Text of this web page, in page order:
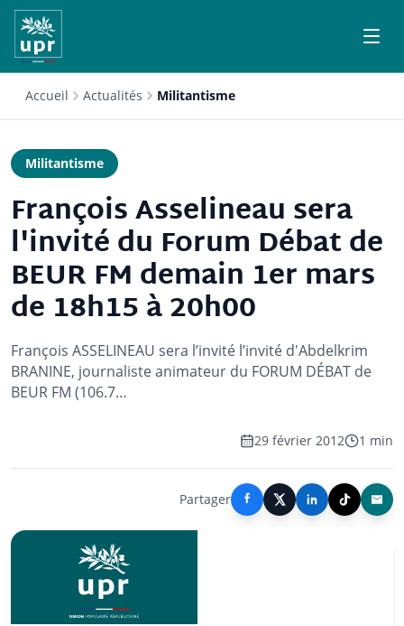
Accueil Actualités Militantisme
Militantisme
François Asselineau sera
l'invité du Forum Débat de
BEUR FM demain 1er mars
de 18h15 à 20h00
François ASSELINEAU sera l’invité l’invité d'Abdelkrim
BRANINE, journaliste animateur du FORUM DÉBAT de
BEUR FM (106.7…
29 février 2012 1 min
Partager